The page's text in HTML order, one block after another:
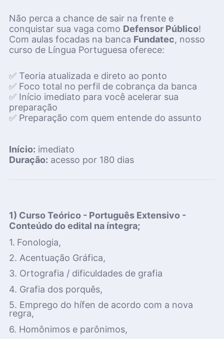
Não perca a chance de sair na frente e
conquistar sua vaga como Defensor Público!
Com aulas focadas na banca Fundatec, nosso
curso de Língua Portuguesa oferece:
✅ Teoria atualizada e direto ao ponto
✅ Foco total no perfil de cobrança da banca
✅ Início imediato para você acelerar sua
preparação
✅ Preparação com quem entende do assunto
Início: imediato
Duração: acesso por 180 dias
1) Curso Teórico - Português Extensivo -
Conteúdo do edital na íntegra;
1. Fonologia,
2. Acentuação Gráfica,
3. Ortografia / dificuldades de grafia
4. Grafia dos porquês,
5. Emprego do hífen de acordo com a nova
regra,
6. Homônimos e parônimos,